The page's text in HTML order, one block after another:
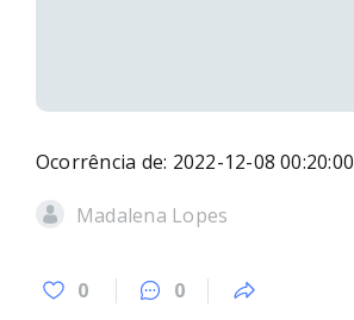
Ocorrência de: 2022-12-08 00:20:00
Madalena Lopes
0 0